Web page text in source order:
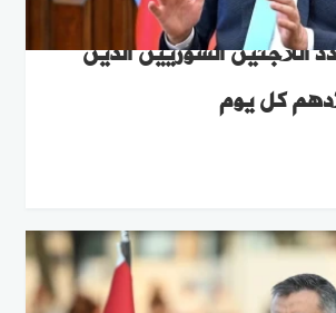
اللاجئين السوريين الذين
كل يوم